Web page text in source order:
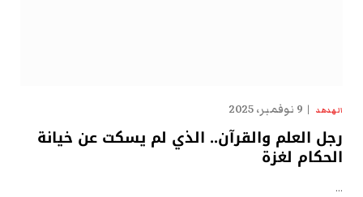
الهدهد 9 نوفمبر، 2025
رجل العلم والقرآن.. الذي لم يسكت عن خيانة
الحكام لغزة
…